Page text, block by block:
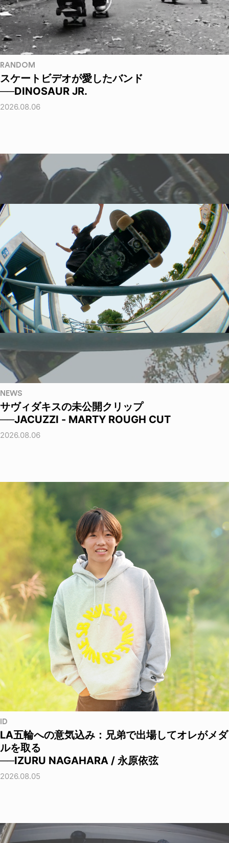
RANDOM
スケートビデオが愛したバンド
──DINOSAUR JR.
2026.08.06
NEWS
サヴィダキスの未公開クリップ
──JACUZZI - MARTY ROUGH CUT
2026.08.06
ID
LA五輪への意気込み：兄弟で出場してオレがメダ
ルを取る
──IZURU NAGAHARA / 永原依弦
2026.08.05